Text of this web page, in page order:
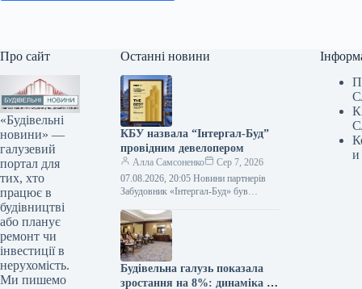
Про сайт
«Будівельні
новини» —
галузевий
портал для
тих, хто
працює в
будівництві
або планує
ремонт чи
інвестиції в
нерухомість.
Ми пишемо
Останні новини
КБУ назвала “Інтергал-Буд”
провідним девелопером
Алла Самсоненко
Сер 7, 2026
07.08.2026, 20:05 Новини партнерів
Забудовник «Інтергал-Буд» був
«Найкращий забудовник» під час
офіційного ювілейного святкування,
присвяченого 15-річчю
Конфедерації…
Будівельна галузь показала
зростання на 8%: динаміка на
и